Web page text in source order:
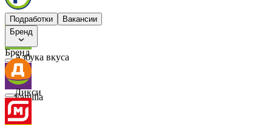
FIX PRICE
Азбука вкуса
Familia
Подработки
Вакансии
Бренд
Бренд
Дикси